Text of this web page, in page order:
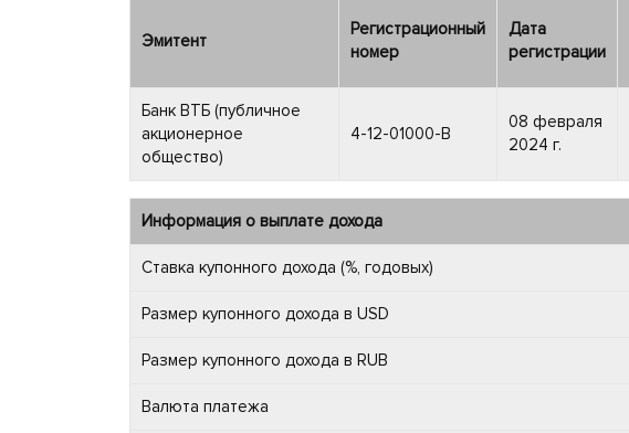
Эмитент
Регистрационный
номер
Дата
регистрации
Банк ВТБ (публичное
акционерное
общество)
4-12-01000-B
08 февраля
2024 г.
Информация о выплате дохода
Ставка купонного дохода (%, годовых)
Размер купонного дохода в USD
Размер купонного дохода в RUB
Валюта платежа